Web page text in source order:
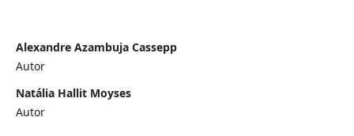
Alexandre Azambuja Cassepp
Autor
Natália Hallit Moyses
Autor